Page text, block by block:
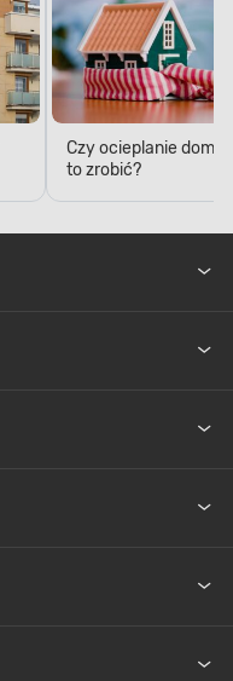
Czy ocieplanie domu
to zrobić?